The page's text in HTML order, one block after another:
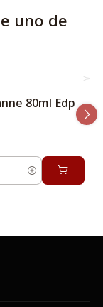
uno de
80ml Edp